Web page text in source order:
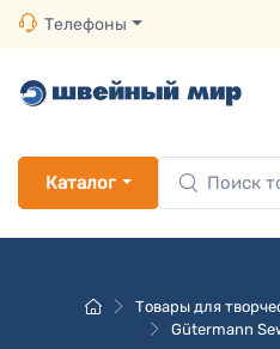
Телефоны
Каталог
Товары для
Gütermann